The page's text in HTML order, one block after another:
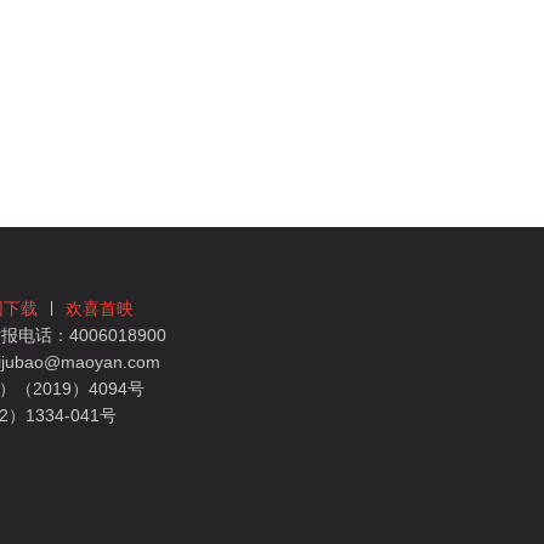
下载
欢喜首映
电话：4006018900
（2019）4094号
）1334-041号